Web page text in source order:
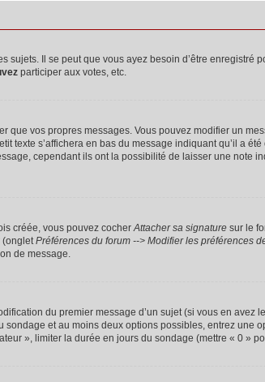
Il se peut que vous ayez besoin d’être
participer aux votes, etc.
que vos propres messages. Vous pouvez modifier un
texte s’affichera en bas du message indiquant qu’il a
cependant ils ont la possibilité de laisser une note
créée, vous pouvez cocherAttacher sa signature sur le
(ongletPréférences du forum --> Modifier les préférences
de message.
du premier message d’un sujet (si vous en avez
et au moins deux options possibles, entrez
», limiter la durée en jours du sondage (mettre « 0 »